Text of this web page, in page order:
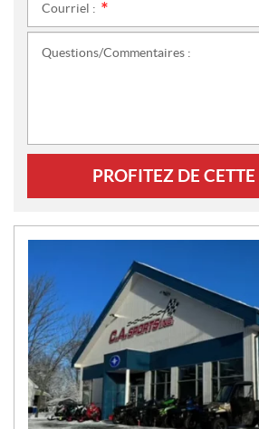
Courriel :
Questions/Commentaires :
PROFITEZ DE CETTE
O
U
V
E
L
L
E
S